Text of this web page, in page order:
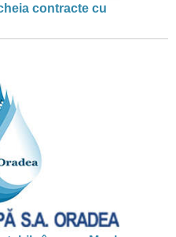
contracte cu